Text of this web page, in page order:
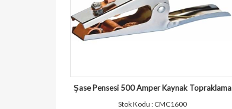
Şase Pensesi 500 Amper Kaynak Topraklama
Stok Kodu : CMC1600